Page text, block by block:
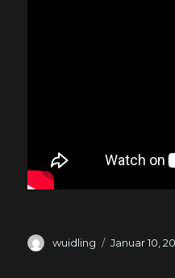
Autor
wuidling Januar 10,